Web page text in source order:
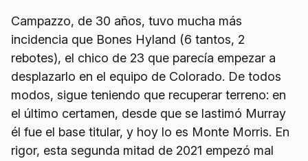
Campazzo, de 30 años, tuvo mucha más
incidencia que Bones Hyland (6 tantos, 2
rebotes), el chico de 23 que parecía empezar a
desplazarlo en el equipo de Colorado. De todos
modos, sigue teniendo que recuperar terreno: en
el último certamen, desde que se lastimó Murray
él fue el base titular, y hoy lo es Monte Morris. En
rigor, esta segunda mitad de 2021 empezó mal